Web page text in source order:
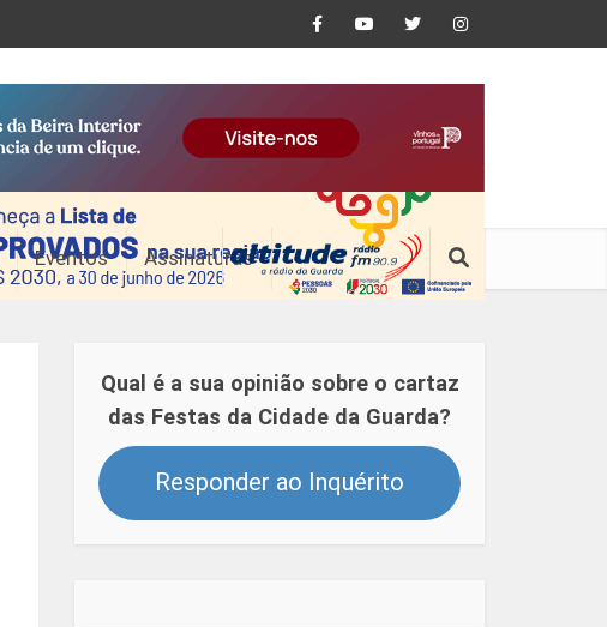
Eventos Assinaturas
Qual é a sua opinião sobre o cartaz
das Festas da Cidade da Guarda?
Responder ao Inquérito